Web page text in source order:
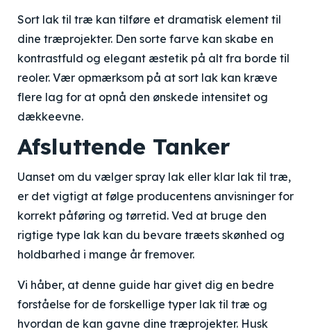
Sort lak til træ kan tilføre et dramatisk element til
dine træprojekter. Den sorte farve kan skabe en
kontrastfuld og elegant æstetik på alt fra borde til
reoler. Vær opmærksom på at sort lak kan kræve
flere lag for at opnå den ønskede intensitet og
dækkeevne.
Afsluttende Tanker
Uanset om du vælger spray lak eller klar lak til træ,
er det vigtigt at følge producentens anvisninger for
korrekt påføring og tørretid. Ved at bruge den
rigtige type lak kan du bevare træets skønhed og
holdbarhed i mange år fremover.
Vi håber, at denne guide har givet dig en bedre
forståelse for de forskellige typer lak til træ og
hvordan de kan gavne dine træprojekter. Husk